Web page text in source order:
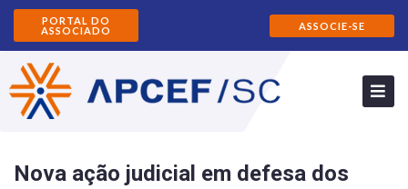
PORTAL DO
ASSOCIADO
ASSOCIE-SE
Nova ação judicial em defesa dos